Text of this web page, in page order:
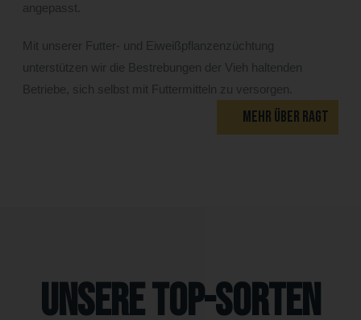
angepasst.
Mit unserer Futter- und Eiweißpflanzenzüchtung
unterstützen wir die Bestrebungen der Vieh haltenden
Betriebe, sich selbst mit Futtermitteln zu versorgen.
MEHR ÜBER RAGT
Unsere Top-Sorten